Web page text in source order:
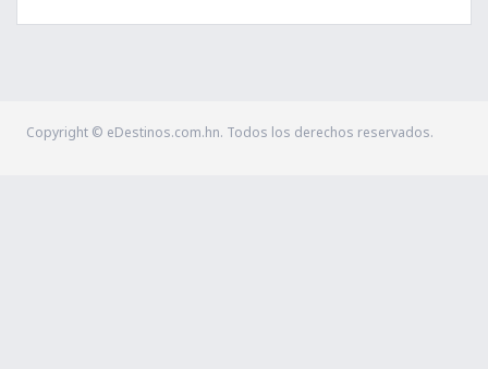
Copyright © eDestinos.com.hn. Todos los derechos reservados.